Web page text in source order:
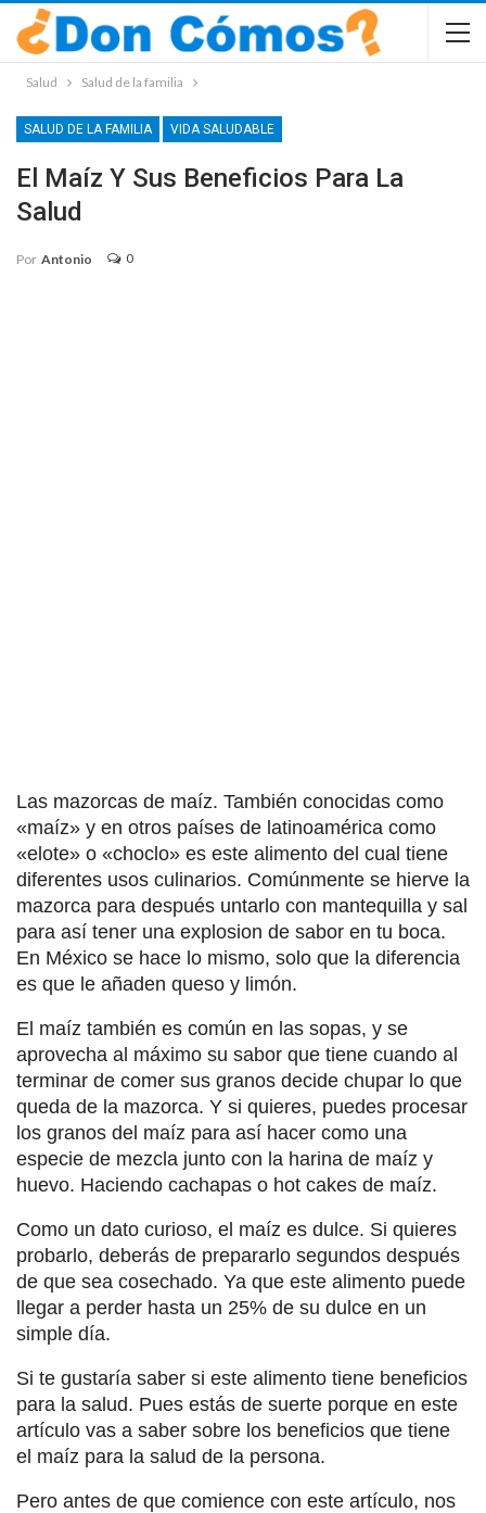
Salud Salud de la familia
SALUD DE LA FAMILIA VIDA SALUDABLE
El Maíz Y Sus Beneficios Para La
Salud
Por Antonio 0
Las mazorcas de maíz. También conocidas como
«maíz» y en otros países de latinoamérica como
«elote» o «choclo» es este alimento del cual tiene
diferentes usos culinarios. Comúnmente se hierve la
mazorca para después untarlo con mantequilla y sal
para así tener una explosion de sabor en tu boca.
En México se hace lo mismo, solo que la diferencia
es que le añaden queso y limón.
El maíz también es común en las sopas, y se
aprovecha al máximo su sabor que tiene cuando al
terminar de comer sus granos decide chupar lo que
queda de la mazorca. Y si quieres, puedes procesar
los granos del maíz para así hacer como una
especie de mezcla junto con la harina de maíz y
huevo. Haciendo cachapas o hot cakes de maíz.
Como un dato curioso, el maíz es dulce. Si quieres
probarlo, deberás de prepararlo segundos después
de que sea cosechado. Ya que este alimento puede
llegar a perder hasta un 25% de su dulce en un
simple día.
Si te gustaría saber si este alimento tiene beneficios
para la salud. Pues estás de suerte porque en este
artículo vas a saber sobre los beneficios que tiene
el maíz para la salud de la persona.
Pero antes de que comience con este artículo, nos